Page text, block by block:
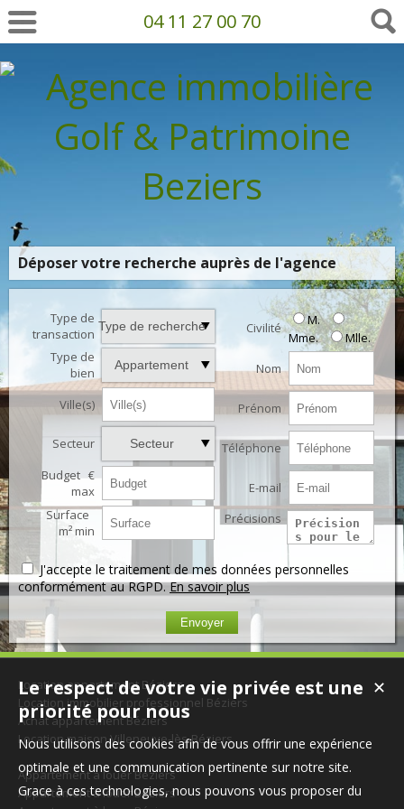
04 11 27 00 70
Déposer votre recherche auprès de l'agence
Type de
transaction Type de recherche
Type de
bien
Appartement
Ville(s)
Secteur Secteur
Budget €
max
Surface
m² min
Civilité
M.
Mme.
Mlle.
Nom
Prénom
Téléphone
E-mail
Précisions
J'accepte le traitement de mes données personnelles
conformément au RGPD. En savoir plus
Location appartement Béziers
Location immobilier professionnel Béziers
Achat appartement Béziers
Location maison Villeneuve-lès-Béziers
Appartement à louer Béziers
Appartement à louer Béziers
✕
Le respect de votre vie privée est une
priorité pour nous
Nous utilisons des cookies afin de vous offrir une expérience
optimale et une communication pertinente sur notre site.
Grace à ces technologies, nous pouvons vous proposer du